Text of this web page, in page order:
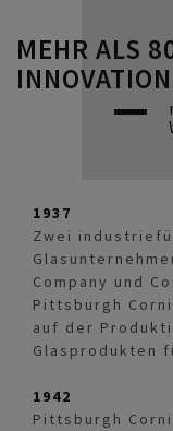
MEHR ALS
INNOVATION
1937
Zwei
Company und
Pittsburgh
auf der
Glasprodukten
1942
Pittsburgh